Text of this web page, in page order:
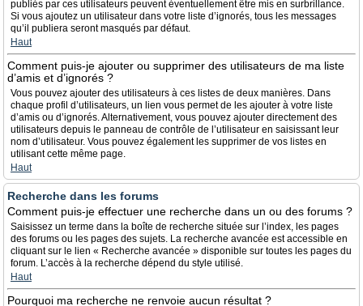
publiés par ces utilisateurs peuvent éventuellement être mis en surbrillance.
Si vous ajoutez un utilisateur dans votre liste d’ignorés, tous les messages
qu’il publiera seront masqués par défaut.
Haut
Comment puis-je ajouter ou supprimer des utilisateurs de ma liste
d’amis et d’ignorés ?
Vous pouvez ajouter des utilisateurs à ces listes de deux manières. Dans
chaque profil d’utilisateurs, un lien vous permet de les ajouter à votre liste
d’amis ou d’ignorés. Alternativement, vous pouvez ajouter directement des
utilisateurs depuis le panneau de contrôle de l’utilisateur en saisissant leur
nom d’utilisateur. Vous pouvez également les supprimer de vos listes en
utilisant cette même page.
Haut
Recherche dans les forums
Comment puis-je effectuer une recherche dans un ou des forums ?
Saisissez un terme dans la boîte de recherche située sur l’index, les pages
des forums ou les pages des sujets. La recherche avancée est accessible en
cliquant sur le lien « Recherche avancée » disponible sur toutes les pages du
forum. L’accès à la recherche dépend du style utilisé.
Haut
Pourquoi ma recherche ne renvoie aucun résultat ?